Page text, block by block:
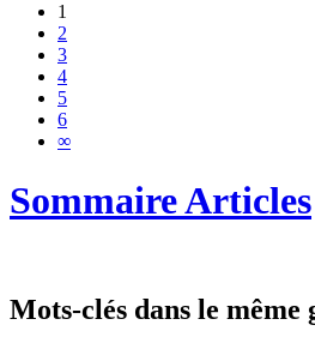
1
2
3
4
5
6
∞
Sommaire Articles
Mots-clés dans le même